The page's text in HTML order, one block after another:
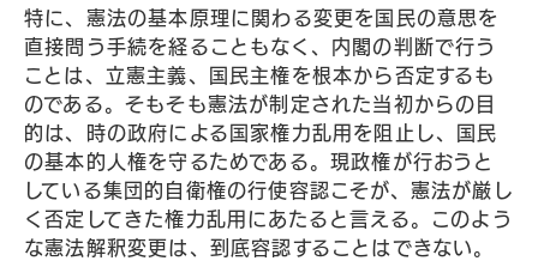
特に、憲法の基本原理に関わる変更を国民の意思を
直接問う手続を経ることもなく、内閣の判断で行う
ことは、立憲主義、国民主権を根本から否定するも
のである。そもそも憲法が制定された当初からの目
的は、時の政府による国家権力乱用を阻止し、国民
の基本的人権を守るためである。現政権が行おうと
している集団的自衛権の行使容認こそが、憲法が厳し
く否定してきた権力乱用にあたると言える。このよう
な憲法解釈変更は、到底容認することはできない。